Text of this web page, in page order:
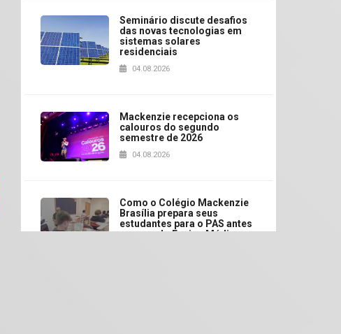
Seminário discute desafios
das novas tecnologias em
sistemas solares
residenciais
04.08.2026
Mackenzie recepciona os
calouros do segundo
semestre de 2026
04.08.2026
Como o Colégio Mackenzie
Brasília prepara seus
estudantes para o PAS antes
mesmo do Ensino Médio